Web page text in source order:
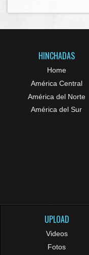
HINCHADAS
Home
América Central
América del Norte
América del Sur
UPLOAD
Videos
Fotos